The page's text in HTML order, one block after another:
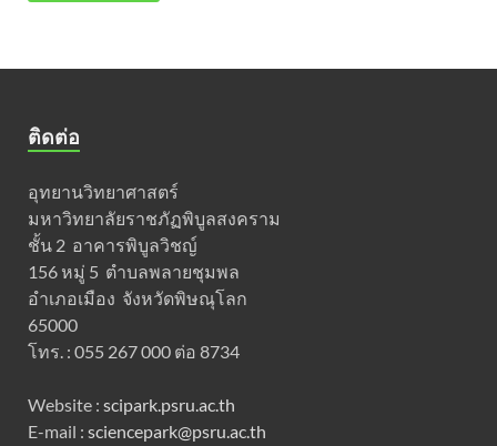
ติดต่อ
อุทยานวิทยาศาสตร์
มหาวิทยาลัยราชภัฏพิบูลสงคราม
ชั้น 2 อาคารพิบูลวิชญ์
156 หมู่ 5 ตำบลพลายชุมพล
อำเภอเมือง จังหวัดพิษณุโลก
65000
โทร. : 055 267 000 ต่อ 8734
Website : scipark.psru.ac.th
E-mail : sciencepark@psru.ac.th